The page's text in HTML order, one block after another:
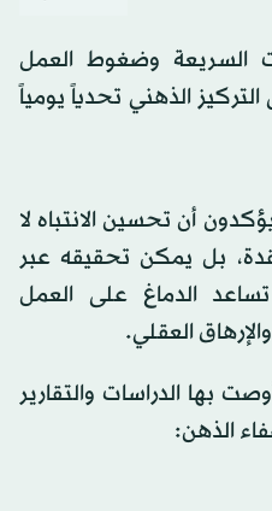
السريعة وضغوط العمل
الذهني تحدياً يومياً
أن تحسين الانتباه لا
بل يمكن تحقيقه عبر
الدماغ على العمل
العقلي.
بها الدراسات والتقارير
الذهن: